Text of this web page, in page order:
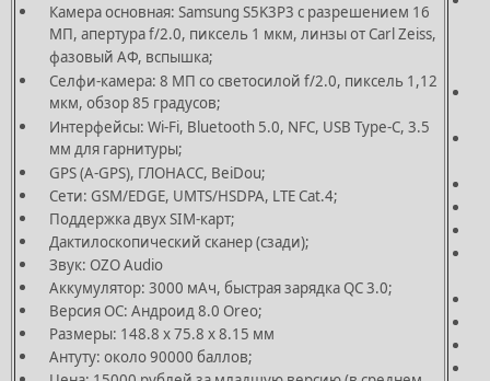
Камера основная: Samsung S5K3P3 с разрешением 16
МП, апертура f/2.0, пиксель 1 мкм, линзы от Carl Zeiss,
фазовый АФ, вспышка;
Селфи-камера: 8 МП со светосилой f/2.0, пиксель 1,12
мкм, обзор 85 градусов;
Интерфейсы: Wi-Fi, Bluetooth 5.0, NFC, USB Type-C, 3.5
мм для гарнитуры;
GPS (A-GPS), ГЛОНАСС, BeiDou;
Сети: GSM/EDGE, UMTS/HSDPA, LTE Cat.4;
Поддержка двух SIM-карт;
Дактилоскопический сканер (сзади);
Звук: OZO Audio
Аккумулятор: 3000 мАч, быстрая зарядка QC 3.0;
Версия ОС: Андроид 8.0 Oreo;
Размеры: 148.8 x 75.8 x 8.15 мм
Антуту: около 90000 баллов;